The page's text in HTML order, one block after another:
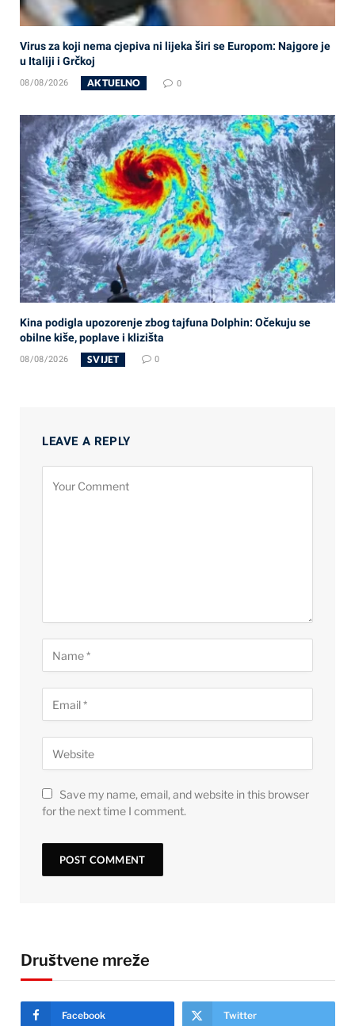
Virus za koji nema cjepiva ni lijeka širi se Europom: Najgore je
u Italiji i Grčkoj
08/08/2026 AKTUELNO 0
Kina podigla upozorenje zbog tajfuna Dolphin: Očekuju se
obilne kiše, poplave i klizišta
08/08/2026 SVIJET 0
LEAVE A REPLY
Save my name, email, and website in this browser
for the next time I comment.
Društvene mreže
Facebook Twitter